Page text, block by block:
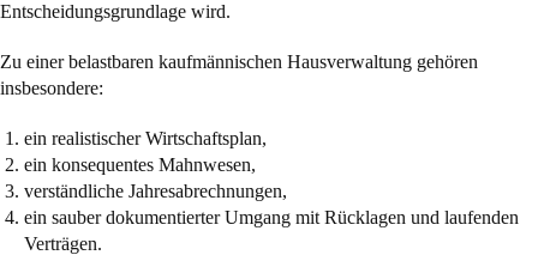
Entscheidungsgrundlage wird.
Zu einer belastbaren kaufmännischen Hausverwaltung gehören
insbesondere:
ein realistischer Wirtschaftsplan,
ein konsequentes Mahnwesen,
verständliche Jahresabrechnungen,
ein sauber dokumentierter Umgang mit Rücklagen und laufenden
Verträgen.